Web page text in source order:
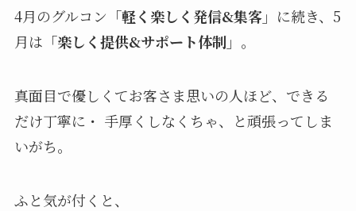
4月のグルコン 「軽く楽しく発信&集客」 に続き、5
月は 「楽しく提供&サポート体制」 。
真面目で優しくてお客さま思いの人ほど、できる
だけ丁寧に・ 手厚くしなくちゃ、と頑張ってしま
いがち。
ふと気が付くと、